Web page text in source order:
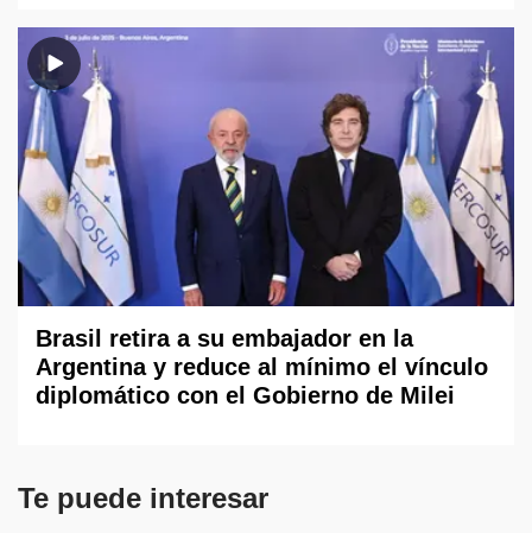
Brasil retira a su embajador en la
Argentina y reduce al mínimo el vínculo
diplomático con el Gobierno de Milei
Te puede interesar